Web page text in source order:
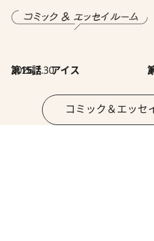
2026.7.30
第15話 アイス 第
コミック＆エッセ